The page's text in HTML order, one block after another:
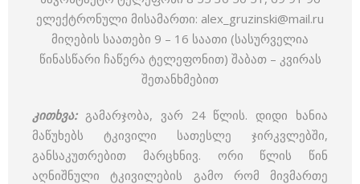
ელექტრონული მისამართი: alex_gruzinski@mail.ru
მიღების საათები 9 – 16 საათი (სასურველია
წინასწარი ჩაწერა ტელეფონით) შაბათ – კვირას
შეთანხმებით
კითხვა:გამარჯობა, ვარ 24 წლის. დიდი ხანია
მაწუხებს ტკივილი სათესლე ჯირკვლებში,
განსაკუთრებით მარცხნივ. ორი წლის წინ
აღნიშნული ტკივილების გამო რომ მივმართე